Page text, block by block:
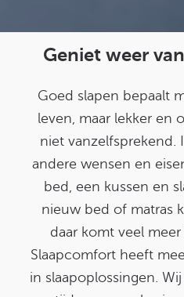
Geniet weer
Goed slapen bepaalt
leven, maar lekker en
niet vanzelfsprekend.
andere wensen en
bed, een kussen en
nieuw bed of matras
daar komt veel
Slaapcomfort heeft
in slaapoplossingen.